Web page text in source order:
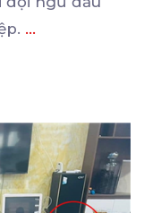
...